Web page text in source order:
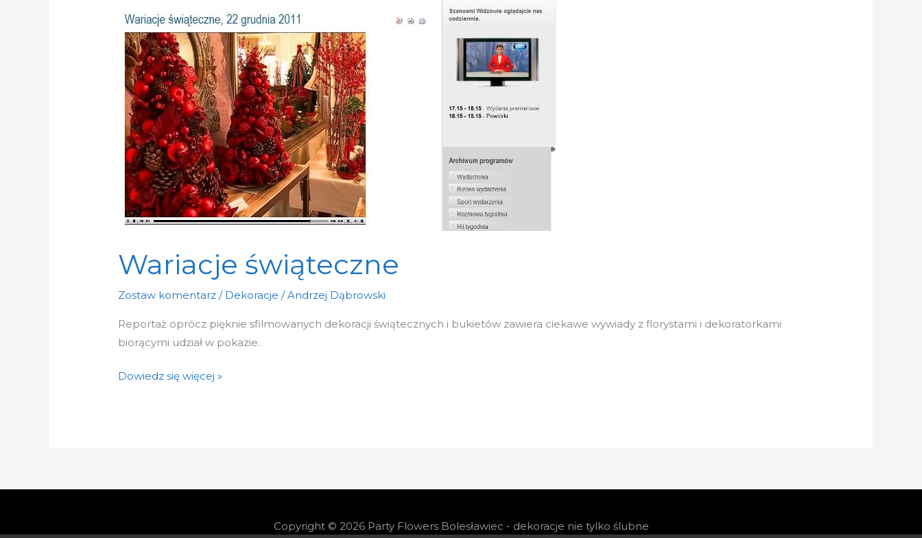
Wariacje świąteczne
Zostaw komentarz / Dekoracje /Andrzej Dąbrowski
Reportaż oprócz pięknie sfilmowanych dekoracji świątecznych i bukietów zawiera ciekawe wywiady z florystami i dekoratorkami
biorącymi udział w pokazie.
Dowiedz się więcej »
Copyright © 2026 Party Flowers Bolesławiec - dekoracje nie tylko ślubne